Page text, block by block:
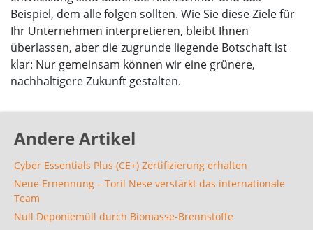
Beispiel, dem alle folgen sollten. Wie Sie diese Ziele für
Ihr Unternehmen interpretieren, bleibt Ihnen
überlassen, aber die zugrunde liegende Botschaft ist
klar: Nur gemeinsam können wir eine grünere,
nachhaltigere Zukunft gestalten.
Andere Artikel
Cyber Essentials Plus (CE+) Zertifizierung erhalten
Neue Ernennung – Toril Nese verstärkt das internationale
Team
Null Deponiemüll durch Biomasse-Brennstoffe